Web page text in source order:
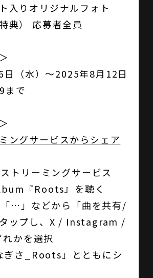
入りオリジナルフォト
典） 応募者全員
（水）～2025年8月12日
まで
ングサービスからシェア
トリーミングサービス
『Roots』を聴く
…」などから「曲を共有/
ップし、X / Instagram /
かを選択
ぎさ_Roots」とともにシ